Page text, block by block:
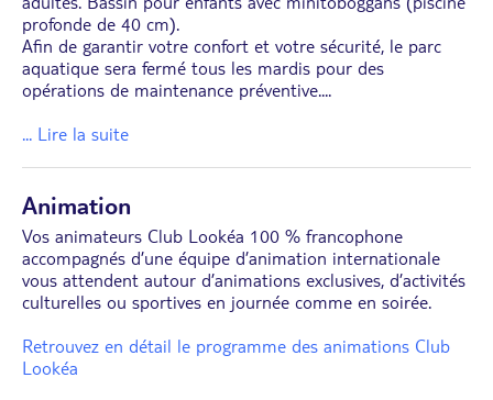
profonde de 40 cm).
Afin de garantir votre confort et votre sécurité, le parc
aquatique sera fermé tous les mardis pour des
opérations de maintenance préventive....
... Lire la suite
Animation
Vos animateurs Club Lookéa 100 % francophone
accompagnés d’une équipe d’animation internationale
vous attendent autour d’animations exclusives, d’activités
culturelles ou sportives en journée comme en soirée.
Retrouvez en détail le programme des animations Club
Lookéa